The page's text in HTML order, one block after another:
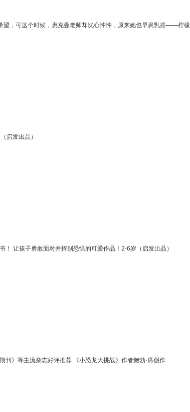
，可这个时候，惠克曼老师却忧心忡忡，原来她也早患乳癌——柠檬
启发出品）
让孩子勇敢面对并挥别恐惧的可爱作品！2-6岁（启发出品）
》等主流杂志好评推荐 《小恐龙大挑战》作者鲍勃·席创作